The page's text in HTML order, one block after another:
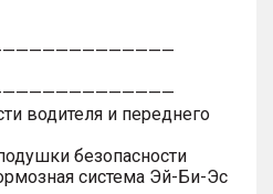
водителя и переднего
безопасности
система Эй-Би-Эс